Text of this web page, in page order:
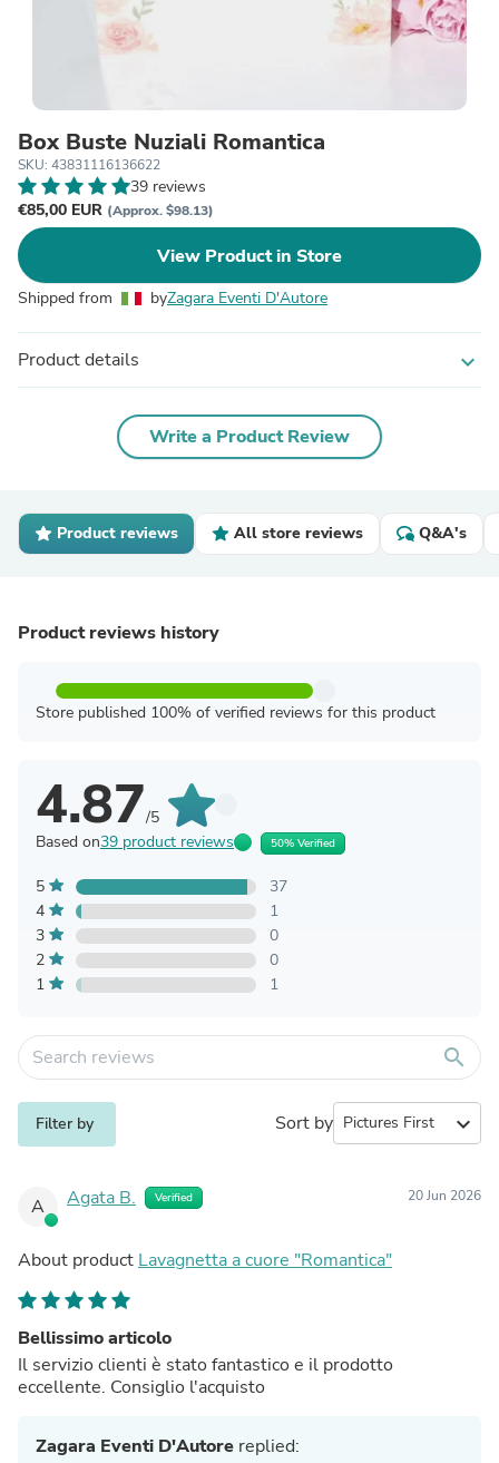
Box Buste Nuziali Romantica
SKU: 43831116136622
39 reviews
€85,00 EUR (Approx. $98.13)
View Product in Store
Shipped from byZagara Eventi D'Autore
Product details expand_more
Write a Product Review
Product reviews All store reviews Q&A's
Product reviews history
Store published 100% of verified reviews for this product
4.87/5
Based on39 product reviews 50% Verified
5
37
4
1
3
0
2
0
1
1
search
Filter by Sort by expand_more
A Agata B. Verified 20 Jun 2026
About product Lavagnetta a cuore "Romantica"
Bellissimo articolo
Il servizio clienti è stato fantastico e il prodotto
eccellente. Consiglio l'acquisto
Zagara Eventi D'Autore replied: